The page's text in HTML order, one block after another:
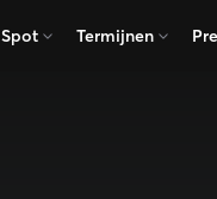
Spot Termijnen